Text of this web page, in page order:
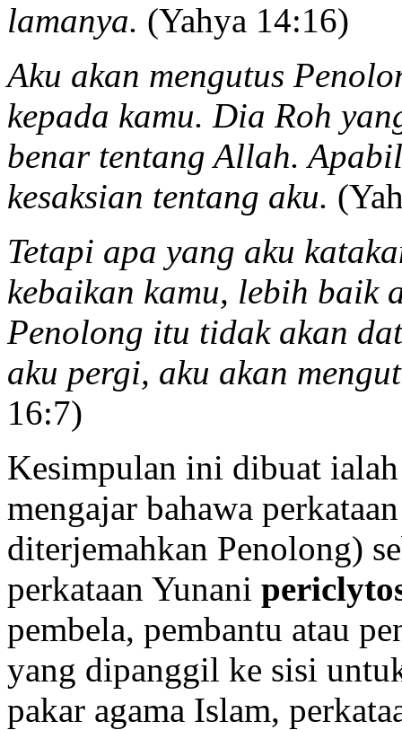
lamanya. (Yahya 14:16)
Aku akan mengutus
kepada kamu. Dia Roh
benar tentang Allah.
kesaksian tentang aku.
Tetapi apa yang aku
kebaikan kamu, lebih baik
Penolong itu tidak akan
aku pergi, aku akan
16:7)
Kesimpulan ini dibuat
mengajar bahawa
diterjemahkan Penolong)
perkataan Yunani
pembela, pembantu atau
yang dipanggil ke sisi
pakar agama Islam,